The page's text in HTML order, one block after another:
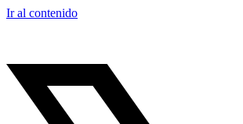
Ir al contenido